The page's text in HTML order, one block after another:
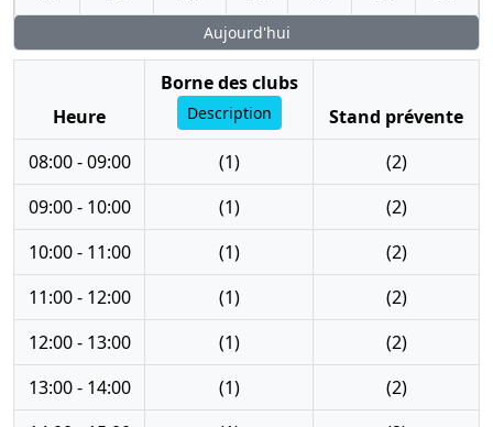
Aujourd'hui
Heure
Borne des clubs
Description
Stand prévente
08:00 - 09:00
(1)
(2)
09:00 - 10:00
(1)
(2)
10:00 - 11:00
(1)
(2)
11:00 - 12:00
(1)
(2)
12:00 - 13:00
(1)
(2)
13:00 - 14:00
(1)
(2)